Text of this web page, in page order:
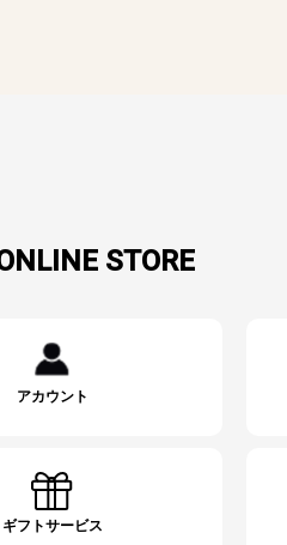
STORE
アカウント
ギフトサービス